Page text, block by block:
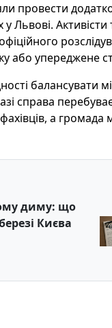
провести
у Львові.
або упереджене
балансувати
справа
фахівців, а
диму: що
Києва